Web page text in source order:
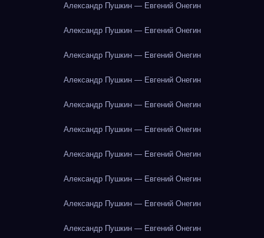
Александр Пушкин — Евгений Онегин
Александр Пушкин — Евгений Онегин
Александр Пушкин — Евгений Онегин
Александр Пушкин — Евгений Онегин
Александр Пушкин — Евгений Онегин
Александр Пушкин — Евгений Онегин
Александр Пушкин — Евгений Онегин
Александр Пушкин — Евгений Онегин
Александр Пушкин — Евгений Онегин
Александр Пушкин — Евгений Онегин